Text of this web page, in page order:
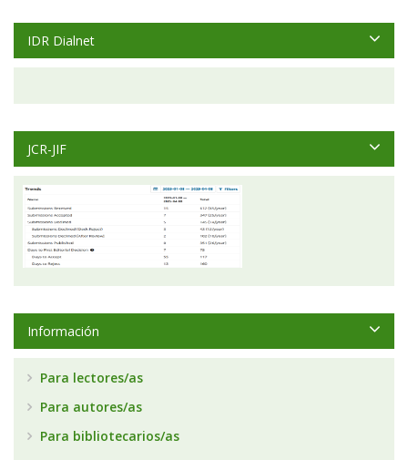
IDR Dialnet
JCR-JIF
Información
Para lectores/as
Para autores/as
Para bibliotecarios/as